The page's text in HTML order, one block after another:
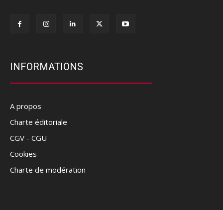
INFORMATIONS
A propos
Charte éditoriale
CGV - CGU
Cookies
Charte de modération